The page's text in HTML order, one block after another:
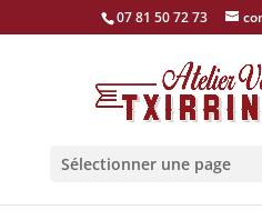
07 81 50 72 73
Sélectionner une page